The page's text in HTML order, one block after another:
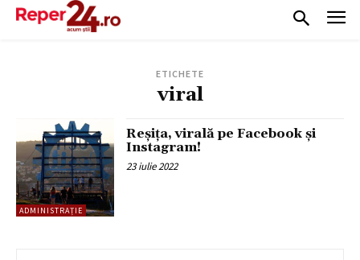
ETICHETE
viral
ADMINISTRAȚIE
Reșița, virală pe Facebook și
Instagram!
23 iulie 2022